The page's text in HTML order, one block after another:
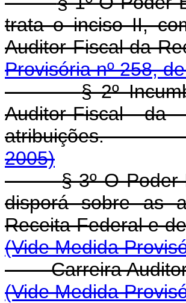
trata o inciso II,
Auditor-
Provisória nº 258,
§ 2º
Auditor-Fiscal
2005)
§ 3º O Poder
disporá sobre as
Receita
(Vide Medida
Carreira
(Vide Medida